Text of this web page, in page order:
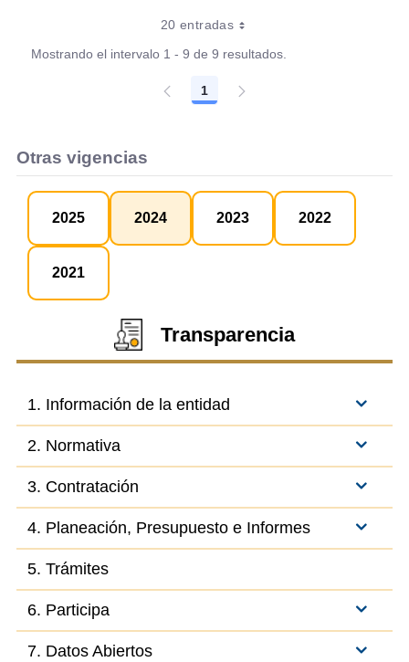
20 entradas
Mostrando el intervalo 1 - 9 de 9 resultados.
Página
1
Otras vigencias
2025 2024 2023 2022
2021
Transparencia
1. Información de la entidad
2. Normativa
3. Contratación
4. Planeación, Presupuesto e Informes
5. Trámites
6. Participa
7. Datos Abiertos